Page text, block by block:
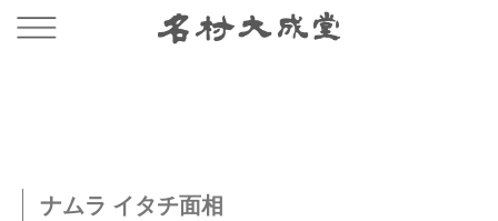
ナムラ イタチ面相